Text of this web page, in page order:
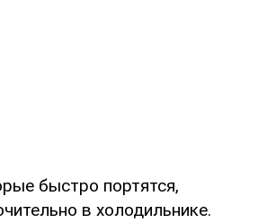
быстро портятся,
в холодильнике.